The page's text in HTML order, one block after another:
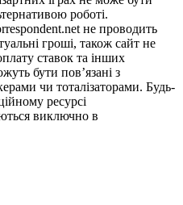
роботі.
не проводить
гроші, також сайт не
ставок та інших
бути пов’язані з
чи тоталізаторами. Будь-
ресурсі
виключно в